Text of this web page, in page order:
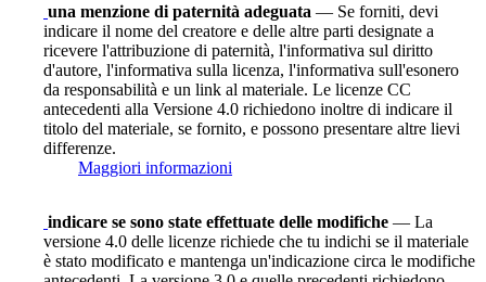
una menzione di paternità adeguata — Se forniti, devi
indicare il nome del creatore e delle altre parti designate a
ricevere l'attribuzione di paternità, l'informativa sul diritto
d'autore, l'informativa sulla licenza, l'informativa sull'esonero
da responsabilità e un link al materiale. Le licenze CC
antecedenti alla Versione 4.0 richiedono inoltre di indicare il
titolo del materiale, se fornito, e possono presentare altre lievi
differenze.
Maggiori informazioni
indicare se sono state effettuate delle modifiche — La
versione 4.0 delle licenze richiede che tu indichi se il materiale
è stato modificato e mantenga un'indicazione circa le modifiche